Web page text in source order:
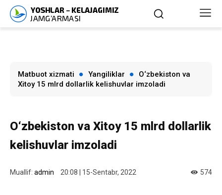
Matbuot xizmati Yangiliklar
O‘zbekiston va
Xitoy 15 mlrd dollarlik kelishuvlar imzoladi
O‘zbekiston va Xitoy 15 mlrd dollarlik
kelishuvlar imzoladi
Muallif: admin 20:08 | 15-Sentabr, 2022 574